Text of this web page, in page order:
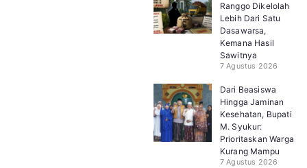
Ranggo Dikelolah
Lebih Dari Satu
Dasawarsa,
Kemana Hasil
Sawitnya
7 Agustus 2026
Dari Beasiswa
Hingga Jaminan
Kesehatan, Bupati
M. Syukur:
Prioritaskan Warga
Kurang Mampu
7 Agustus 2026